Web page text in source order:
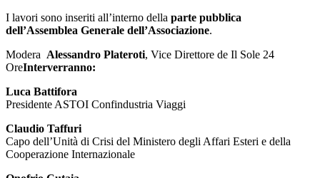
I lavori sono inseriti all’interno della parte pubblica
dell’Assemblea Generale dell’Associazione.
Modera Alessandro Plateroti, Vice Direttore de Il Sole 24
OreInterverranno:
Luca Battifora
Presidente ASTOI Confindustria Viaggi
Claudio Taffuri
Capo dell’Unità di Crisi del Ministero degli Affari Esteri e della
Cooperazione Internazionale